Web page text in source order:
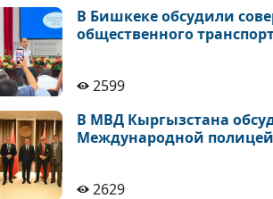
В Бишкеке обсудили
общественного
2599
В МВД Кыргызстана
Международной
2629